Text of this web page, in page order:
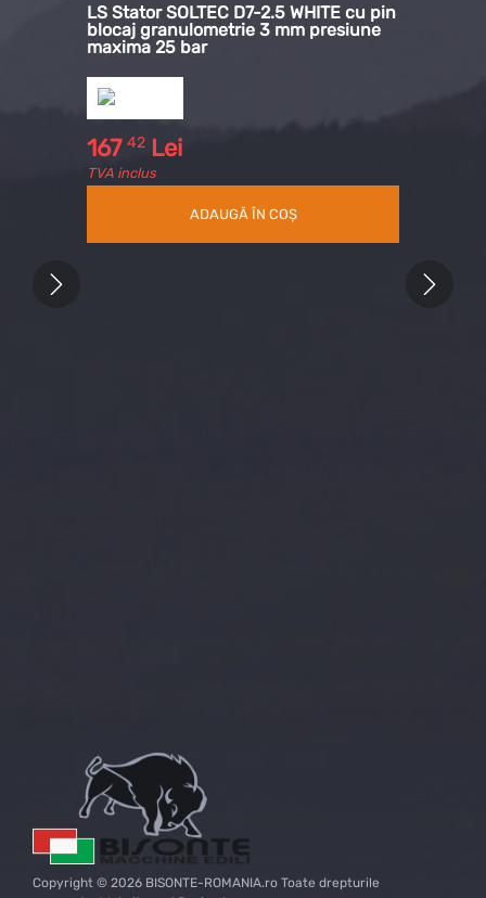
LS Stator SOLTEC D7-2.5 WHITE cu pin
blocaj granulometrie 3 mm presiune
maxima 25 bar
167 42Lei
TVA inclus
ADAUGĂ ÎN COȘ
LS Rotor
Copyright © 2026 BISONTE-ROMANIA.ro Toate drepturile